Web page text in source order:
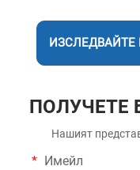
ИЗСЛЕДВАЙТЕ
ПОЛУЧЕТЕ
Нашият
Имейл